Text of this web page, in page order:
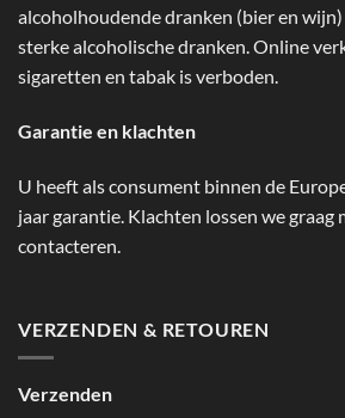
alcoholhoudende dranken (bier en
sterke alcoholische dranken. Online
sigaretten en tabak is verboden.
Garantie en klachten
U heeft als consument binnen de
jaar garantie. Klachten lossen we graag
contacteren.
VERZENDEN & RETOUREN
Verzenden